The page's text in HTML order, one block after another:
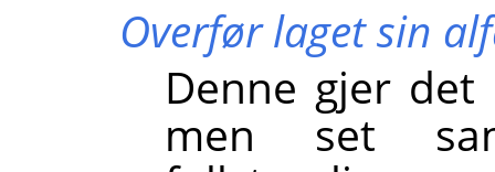
Overfør laget sin
Denne gjer
men set